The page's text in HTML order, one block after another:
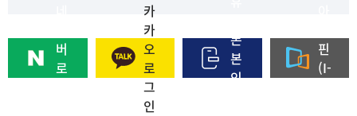
버
로
카
카
오
로
그
인
폰
본
인
핀
(I-